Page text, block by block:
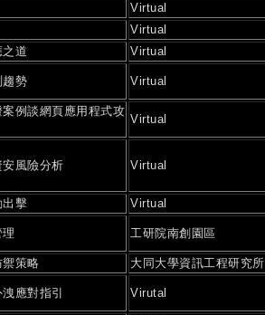
Virtual
Virtual
道 Virtual
趨勢 Virtual
例談網頁應用程式攻
Virtual
風險分析 Virtual
出擊 Virtual
工研院南創園區
策略 大同大學資訊工程研究所
應對指引 Virutal